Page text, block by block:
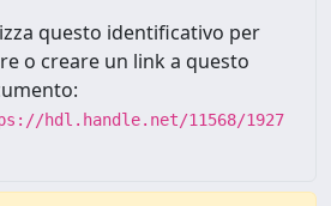
questo identificativo per
o creare un link a questo
hdl.handle.net/11568/1927